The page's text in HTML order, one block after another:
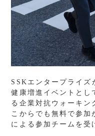
SSKエンタープライズ
健康増進イベントとし
る企業対抗ウォーキン
こからでも無料で参加
による参加チームを受